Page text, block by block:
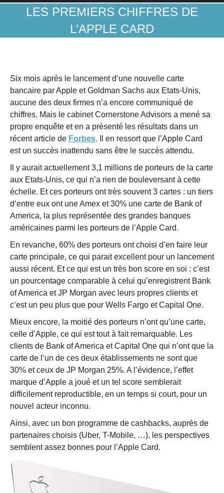
LES PREMIERS CHIFFRES DE
L’APPLE CARD
Six mois après le lancement d’une nouvelle carte
bancaire par Apple et Goldman Sachs aux Etats-Unis,
aucune des deux firmes n’a encore communiqué de
chiffres. Mais le cabinet Cornerstone Advisors a mené sa
propre enquête et en a présenté les résultats dans un
récent article de Forbes. Il en ressort que l’Apple Card
est un succès inattendu sans être le succès attendu.
Il y aurait actuellement 3,1 millions de porteurs de la carte
aux Etats-Unis, ce qui n’a rien de bouleversant à cette
échelle. Et ces porteurs ont très souvent 3 cartes : un tiers
d’entre eux ont une Amex et 30% une carte de Bank of
America, la plus représentée des grandes banques
américaines parmi les porteurs de l’Apple Card.
En revanche, 60% des porteurs ont choisi d’en faire leur
carte principale, ce qui parait excellent pour un lancement
aussi récent. Et ce qui est un très bon score en soi : c’est
un pourcentage comparable à celui qu’enregistrent Bank
of America et JP Morgan avec leurs propres clients et
c’est un peu plus que pour Wells Fargo et Capital One.
Mieux encore, la moitié des porteurs n’ont qu’une carte,
celle d’Apple, ce qui est tout à fait remarquable. Les
clients de Bank of America et Capital One qui n’ont que la
carte de l’un de ces deux établissements ne sont que
30% et ceux de JP Morgan 25%. A l’évidence, l’effet
marque d’Apple a joué et un tel score semblerait
difficilement reproductible, en un temps si court, pour un
nouvel acteur inconnu.
Ainsi, avec un bon programme de cashbacks, auprès de
partenaires choisis (Uber, T-Mobile, …), les perspectives
semblent assez bonnes pour l’Apple Card.